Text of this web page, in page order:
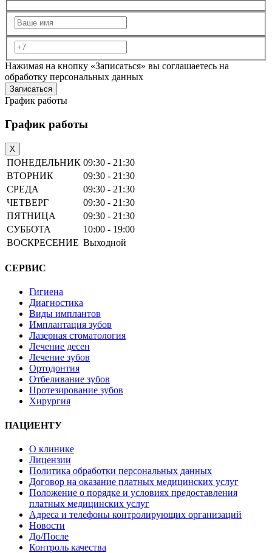
Нажимая на кнопку «Записаться» вы соглашаетесь на
обработку персональных данных
График работы
График работы
X
ПОНЕДЕЛЬНИК 09:30 - 21:30
ВТОРНИК
09:30 - 21:30
СРЕДА
09:30 - 21:30
ЧЕТВЕРГ
09:30 - 21:30
ПЯТНИЦА
09:30 - 21:30
СУББОТА
10:00 - 19:00
ВОСКРЕСЕНИЕ Выходной
СЕРВИС
Гигиена
Диагностика
Виды имплантов
Имплантация зубов
Лазерная стоматология
Лечение десен
Лечение зубов
Ортодонтия
Отбеливание зубов
Протезирование зубов
Хирургия
ПАЦИЕНТУ
О клинике
Лицензии
Политика обработки персональных данных
Договор на оказание платных медицинских услуг
Положение о порядке и условиях предоставления
платных медицинских услуг
Адреса и телефоны контролирующих организаций
Новости
До/После
Контроль качества